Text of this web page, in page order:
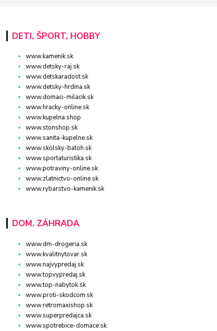
DETI, ŠPORT, HOBBY
www.kamenik.sk
www.detsky-raj.sk
www.detskaradost.sk
www.detsky-hrdina.sk
www.domaci-milacik.sk
www.hracky-online.sk
www.kupelna.shop
www.stonshop.sk
www.sanita-kupelne.sk
www.skolsky-batoh.sk
www.sportaturistika.sk
www.potraviny-online.sk
www.zlatnictvo-online.sk
www.rybarstvo-kamenik.sk
DOM, ZÁHRADA
www.dm-drogeria.sk
www.kvalitnytovar.sk
www.najvypredaj.sk
www.topvypredaj.sk
www.top-nabytok.sk
www.proti-skodcom.sk
www.retromaxishop.sk
www.superpredajca.sk
www.spotrebice-domace.sk